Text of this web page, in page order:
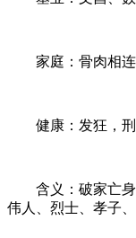
家庭：骨肉相连
健康：发狂，刑
含义：破家亡身的
伟人、烈士、孝子